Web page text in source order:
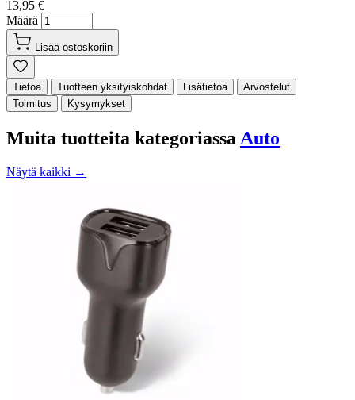
13,95 €
Määrä
Lisää ostoskoriin
Tietoa Tuotteen yksityiskohdat Lisätietoa
Arvostelut
Toimitus
Kysymykset
Muita tuotteita kategoriassa Auto
Näytä kaikki →